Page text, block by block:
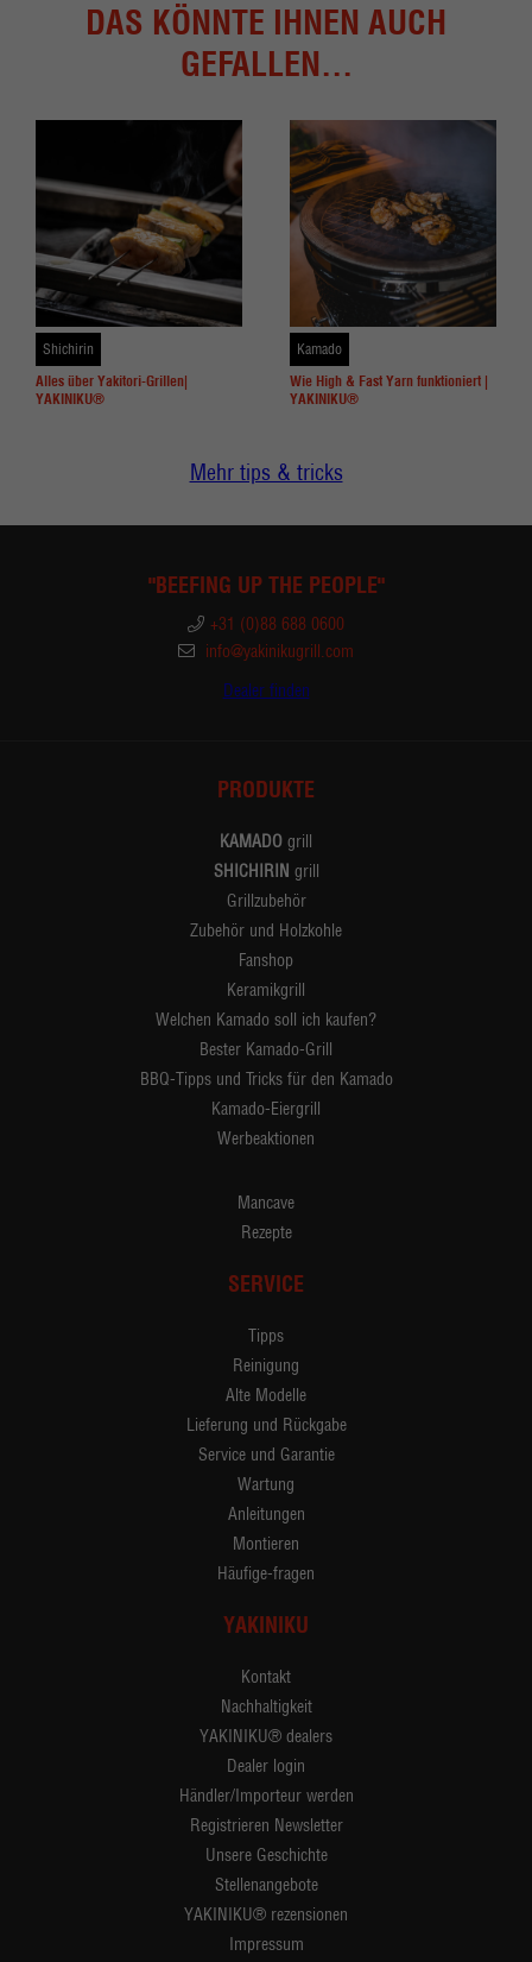
DAS KÖNNTE IHNEN AUCH
GEFALLEN...
Shichirin
Alles über Yakitori-Grillen|
YAKINIKU®
Kamado
Wie High & Fast Yarn funktioniert |
YAKINIKU®
Mehr tips & tricks
"BEEFING UP THE PEOPLE"
+31 (0)88 688 0600
info@yakinikugrill.com
Dealer finden
PRODUKTE
KAMADO grill
SHICHIRIN grill
Grillzubehör
Zubehör und Holzkohle
Fanshop
Keramikgrill
Welchen Kamado soll ich kaufen?
Bester Kamado-Grill
BBQ-Tipps und Tricks für den Kamado
Kamado-Eiergrill
Werbeaktionen
Mancave
Rezepte
SERVICE
Tipps
Reinigung
Alte Modelle
Lieferung und Rückgabe
Service und Garantie
Wartung
Anleitungen
Montieren
Häufige-fragen
YAKINIKU
Kontakt
Nachhaltigkeit
YAKINIKU® dealers
Dealer login
Händler/Importeur werden
Registrieren Newsletter
Unsere Geschichte
Stellenangebote
YAKINIKU® rezensionen
Impressum